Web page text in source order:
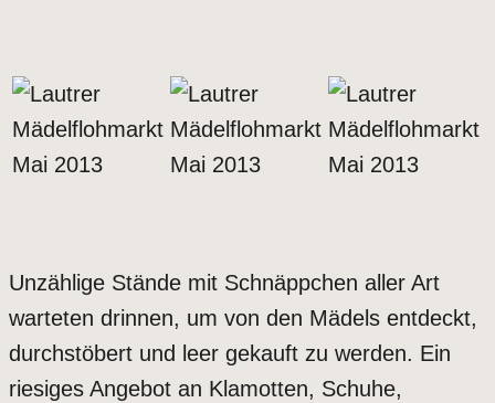
Unzählige Stände mit Schnäppchen aller Art
warteten drinnen, um von den Mädels entdeckt,
durchstöbert und leer gekauft zu werden. Ein
riesiges Angebot an Klamotten, Schuhe,